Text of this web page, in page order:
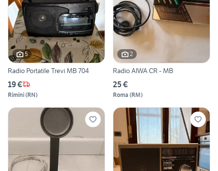
5
Radio Portatile Trevi MB 704
19 €
Rimini(RN)
2
Radio AIWA CR - MB
25 €
Roma (RM)